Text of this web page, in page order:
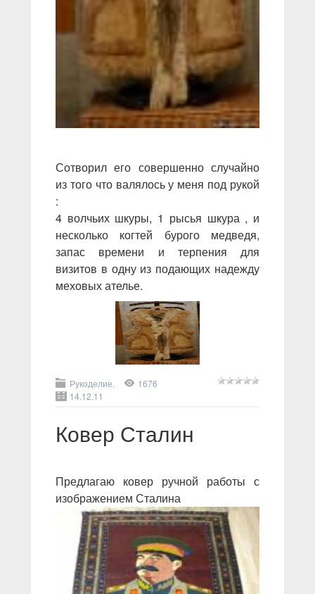
Сотворил его совершенно случайно
из того что валялось у меня под рукой
:
4 волчьих шкуры, 1 рысья шкура , и
несколько когтей бурого медведя,
запас времени и терпения для
визитов в одну из подающих надежду
меховых ателье.
Рукоделие.
1676
14.12.11
Ковер Сталин
Предлагаю ковер ручной работы с
изображением Сталина